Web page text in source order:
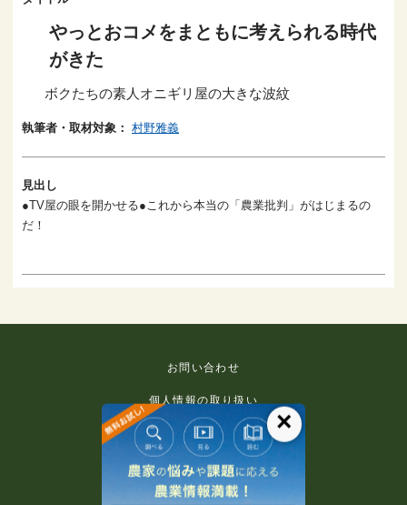
やっとおコメをまともに考えられる時代
がきた
ボクたちの素人オニギリ屋の大きな波紋
執筆者・取材対象： 村野雅義
見出し
●TV屋の眼を開かせる●これから本当の「農業批判」がはじまるの
だ！
お問い合わせ
個人情報の取り扱い
免責事項
利用規約
推奨環境
×